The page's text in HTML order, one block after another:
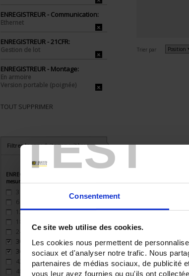
TEST
Consentement
Ce site web utilise des cookies.
Les cookies nous permettent de
sociaux et d'analyser notre trafic. Nous
partenaires de médias sociaux, de publicité
vous leur avez fournies ou qu'ils ont
ENREGISTREUR - Communication:
Ethernet
ENREGISTREUR - 21CFR:
Gestion de lot
ENREGISTREUR - Montage:
En armoire
Version portable (poignée)
TOUT SUPPRIMER
Filtrer les produits par critères
ENREGISTREUR - Nombre de voies de
mesure
3
6
12(2)
18
24
30
36
42
48
Trier par